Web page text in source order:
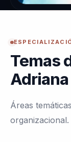
Temas
Adriana
Áreas
organizacional.